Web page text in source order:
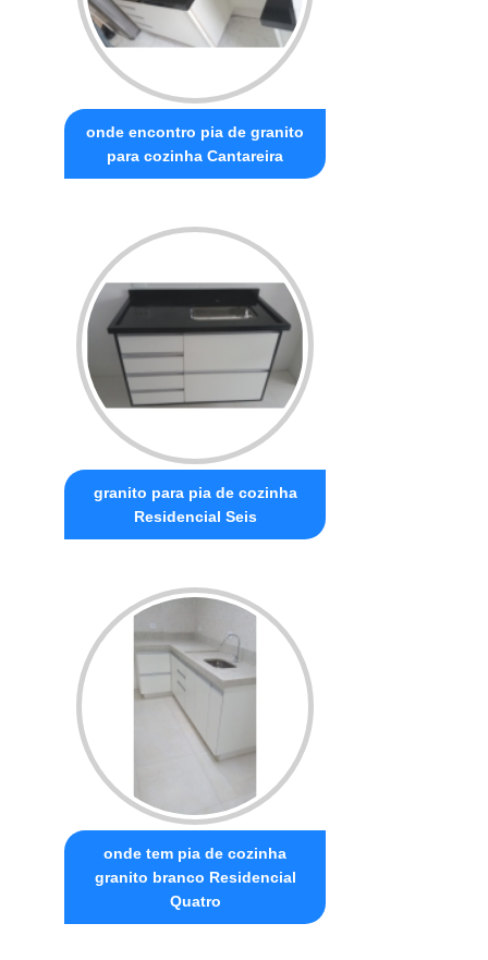
onde encontro pia de granito
para cozinha Cantareira
granito para pia de cozinha
Residencial Seis
onde tem pia de cozinha
granito branco Residencial
Quatro